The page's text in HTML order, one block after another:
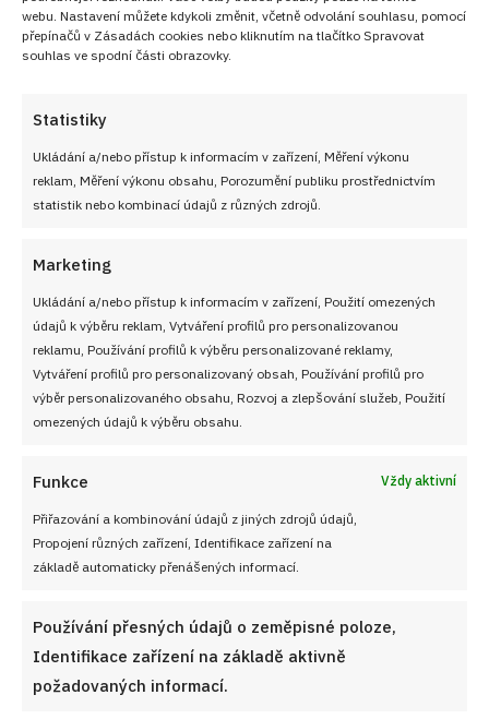
webu. Nastavení můžete kdykoli změnit, včetně odvolání souhlasu, pomocí
přepínačů v Zásadách cookies nebo kliknutím na tlačítko Spravovat
souhlas ve spodní části obrazovky.
Statistiky
Ukládání a/nebo přístup k informacím v zařízení, Měření výkonu
reklam, Měření výkonu obsahu, Porozumění publiku prostřednictvím
statistik nebo kombinací údajů z různých zdrojů.
Marketing
Ukládání a/nebo přístup k informacím v zařízení, Použití omezených
údajů k výběru reklam, Vytváření profilů pro personalizovanou
reklamu, Používání profilů k výběru personalizované reklamy,
Vytváření profilů pro personalizovaný obsah, Používání profilů pro
výběr personalizovaného obsahu, Rozvoj a zlepšování služeb, Použití
omezených údajů k výběru obsahu.
Funkce Vždy aktivní
Přiřazování a kombinování údajů z jiných zdrojů údajů,
Propojení různých zařízení, Identifikace zařízení na
základě automaticky přenášených informací.
Používání přesných údajů o zeměpisné poloze,
Identifikace zařízení na základě aktivně
požadovaných informací.
PŘEDCHOZÍ RECEPT
Česká klasika: Hraběnčiny
řezy s jablky a tvarohem
Jednoduchý moučník z